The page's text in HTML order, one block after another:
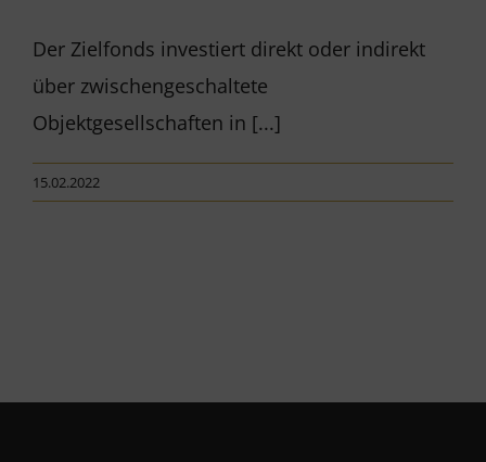
Der Zielfonds investiert direkt oder indirekt
über zwischengeschaltete
Objektgesellschaften in [...]
15.02.2022